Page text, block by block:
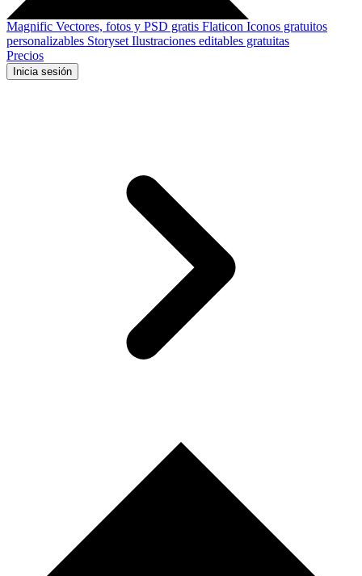
Magnific Vectores, fotos y PSD gratis Flaticon Iconos gratuitos
personalizables Storyset Ilustraciones editables gratuitas
Precios
Inicia sesión